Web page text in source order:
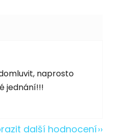
je 5 z 5 hvězdiček.
naprosto
jednání!!!
další hodnocení